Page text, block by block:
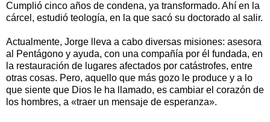
Cumplió cinco años de condena, ya transformado. Ahí en la
cárcel, estudió teología, en la que sacó su doctorado al salir.
Actualmente, Jorge lleva a cabo diversas misiones: asesora
al Pentágono y ayuda, con una compañía por él fundada, en
la restauración de lugares afectados por catástrofes, entre
otras cosas. Pero, aquello que más gozo le produce y a lo
que siente que Dios le ha llamado, es cambiar el corazón de
los hombres, a «traer un mensaje de esperanza».